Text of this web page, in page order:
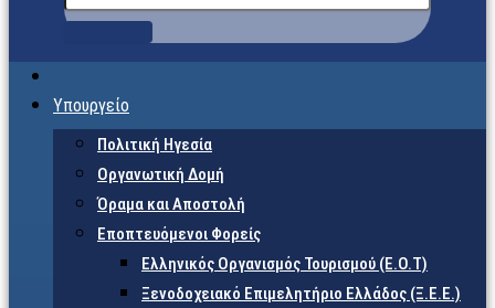
Υπουργείο
Πολιτική Ηγεσία
Οργανωτική Δομή
Όραμα και Αποστολή
Εποπτευόμενοι Φορείς
Eλληνικός Οργανισμός Τουρισμού (Ε.Ο.Τ)
Ξενοδοχειακό Επιμελητήριο Ελλάδος (Ξ.Ε.Ε.)